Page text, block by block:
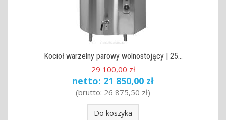
Kocioł warzelny parowy wolnostojący | 25...
29 100,00 zł
netto: 21 850,00 zł
(brutto: 26 875,50 zł)
Do koszyka